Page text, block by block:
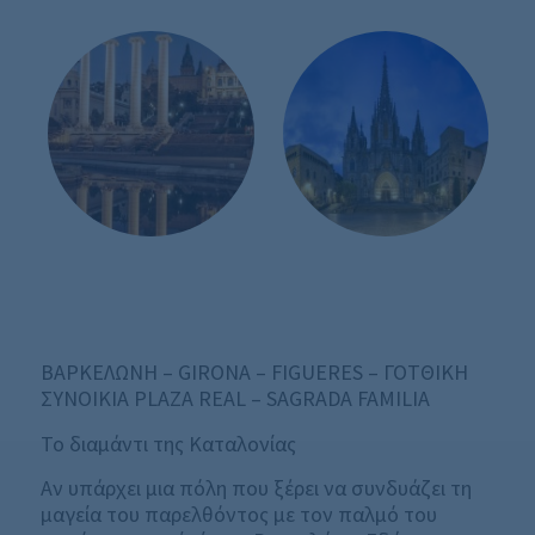
ΒΑΡΚΕΛΩΝΗ – GIRONA – FIGUERES – ΓΟΤΘΙΚΗ
ΣΥΝΟΙΚΙΑ PLAZA REAL – SAGRADA FAMILIA
Το διαμάντι της Καταλονίας
Αν υπάρχει μια πόλη που ξέρει να συνδυάζει τη
μαγεία του παρελθόντος με τον παλμό του